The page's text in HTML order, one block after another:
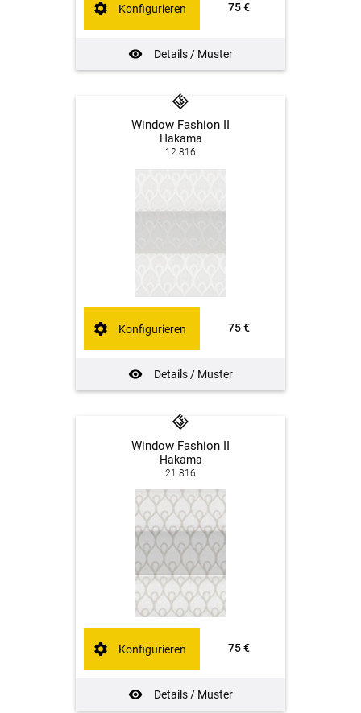
75 €
Details / Muster
Konfigurieren
Window Fashion II
Hakama
12.816
75 €
Details / Muster
Konfigurieren
Window Fashion II
Hakama
21.816
75 €
Details / Muster
Konfigurieren